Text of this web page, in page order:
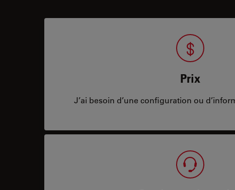
Prix
J’ai besoin d’une configuration ou